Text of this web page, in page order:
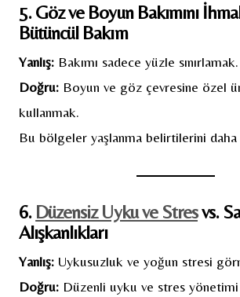
5. Göz ve Boyun Bakımını
Bütüncül Bakım
Yanlış: Bakımı sadece yüzle sınırlamak.
Doğru: Boyun ve göz çevresine özel
kullanmak.
Bu bölgeler yaşlanma belirtilerini
6. Düzensiz Uyku ve Stresvs.
Alışkanlıkları
Yanlış: Uykusuzluk ve yoğun stresi
Doğru: Düzenli uyku ve stres yönetimi